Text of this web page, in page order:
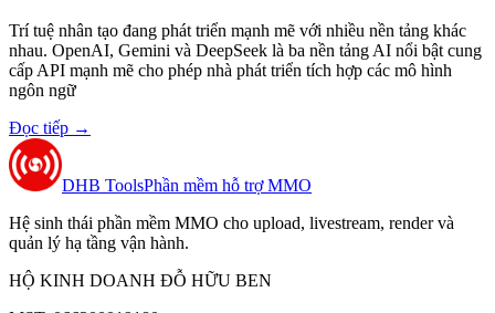
Trí tuệ nhân tạo đang phát triển mạnh mẽ với nhiều nền tảng khác
nhau. OpenAI, Gemini và DeepSeek là ba nền tảng AI nổi bật cung
cấp API mạnh mẽ cho phép nhà phát triển tích hợp các mô hình
ngôn ngữ
Đọc tiếp →
DHB ToolsPhần mềm hỗ trợ MMO
Hệ sinh thái phần mềm MMO cho upload, livestream, render và
quản lý hạ tầng vận hành.
HỘ KINH DOANH ĐỖ HỮU BEN